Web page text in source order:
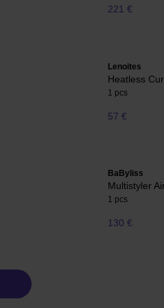
221 €
Lenoites
Heatless
1 pcs
57 €
BaByliss
Multistyler
1 pcs
130 €